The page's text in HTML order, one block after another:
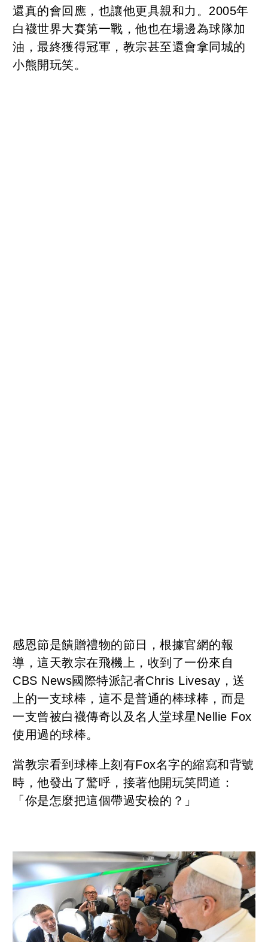
還真的會回應，也讓他更具親和力。2005年
白襪世界大賽第一戰，他也在場邊為球隊加
油，最終獲得冠軍，教宗甚至還會拿同城的
小熊開玩笑。
感恩節是饋贈禮物的節日，根據官網的報
導，這天教宗在飛機上，收到了一份來自
CBS News國際特派記者Chris Livesay，送
上的一支球棒，這不是普通的棒球棒，而是
一支曾被白襪傳奇以及名人堂球星Nellie Fox
使用過的球棒。
當教宗看到球棒上刻有Fox名字的縮寫和背號
時，他發出了驚呼，接著他開玩笑問道：
「你是怎麼把這個帶過安檢的？」